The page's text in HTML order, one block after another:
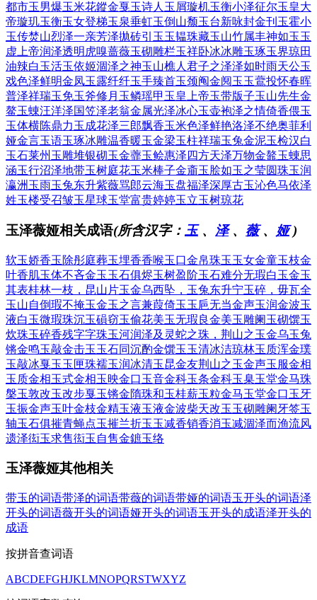
都市玉男爆玉米花鏦金戛玉诗人玉屑璇机玉衡小泽征尔玉皇大
帝璇玑玉衡玉女登梯玉泉垂虹玉倒山颓玉台新咏封金刊玉霍小
玉传焚山烈泽一亲芳泽拋砖引玉玉韫珠藏玉山竹属丰神如玉玉
虚上帝润泽透明 虎嗅蔷薇玉砌雕栏玉祥卧冰冰雕玉琢玉界琼田
油辣白玉活玉依姬涸泽之神玉山樵人 君子之泽泽如时雨天公玉
戏色泽鲜明金凤玉露纤纤玉手臻首玉颈阄金阋玉玉鷰投怀春晖
普泽祥瑞玉免玉斧修月 玉鳞瑶甲 玉皇上帝玉带版子玉山先生金
鳌玉蝀汪洋泽国笠泽老翁金属光泽冰心玉壶袍泽之情倚香偎玉
玉体横陈鼎力玉成花泽三郎飘香玉米色泽鲜艳洛泽不绝奥菲利
娅金言玉语玉琢冰雕温香暖玉金梁玉柱祥瑞玉兔金泥玉检汉白
玉石莱州玉雕堆银砌玉金虀玉鲙惠泽四方天泽万物金鼇玉蝀思
涵玉行沼泽地带玉树庭花玉米棒子金齑玉脍如玉之莹圆珠玉润
瀛洲玉雨玉兔东升紫薇骂郎云海玉盘福泽深厚古玉沁色马依泽
姓玉楼受召皱玉星球玉堂富贵婷婷玉立玉树琼花
玉泽薇娅相关成语(所含汉字： 玉、 泽、 薇、 娅)
软玉娇香玉除彤庭葬玉埋香香喉玉口金帛珠玉玉女金童玉枝金
叶香肌玉体不吝金玉玉石俱烬玉树盈阶玉石难分无瑕白玉金玉
其表桂林一枝，昆山片玉金乌西坠，玉兔东升宁玉碎，毋瓦全
玉山自倒瑕不掩玉金玉之言兼葭倚玉玉巵无当金声玉润金波玉
液白玉微瑕珠沉玉磒窃玉偷花美玉无瑕良金美玉 雕阑玉砌馔玉
炊珠玉碎香残字字珠玉河润泽及 灵蛇之珠，荆山之玉金乌玉兔
锵金鸣玉敲金击玉玉石同沉酌金馔玉玉清冰洁琼林玉质浑金璞
玉敲冰戛玉玉匣珠襦玉润冰清玉昆金友荆山之玉金声玉服金相
玉质金相玉式金相玉映金口玉音金科玉条金科玉臬玉堂金马珠
槃玉敦改玉改步戛玉锵金隋珠和玉桂薪玉粒金马玉堂金口玉牙
玉振金声玉叶金枝金精玉液玉液金波柴天改玉玉砌雕阑 牙签玉
轴玉石俱摧青蝇点玉摧兰折玉玉减香销香消玉减涸泽而渔流风
遗泽衒玉求售衒玉自售金鏣玉络
玉泽薇娅其他相关
带玉的词语带泽的词语带薇的词语带娅的词语玉开头的词语泽
开头的词语薇开头的词语娅开头的词语玉开头的成语泽开头的
成语
按拼音查词语
ABCDEFGHJKLMNOPQRSTWXYZ